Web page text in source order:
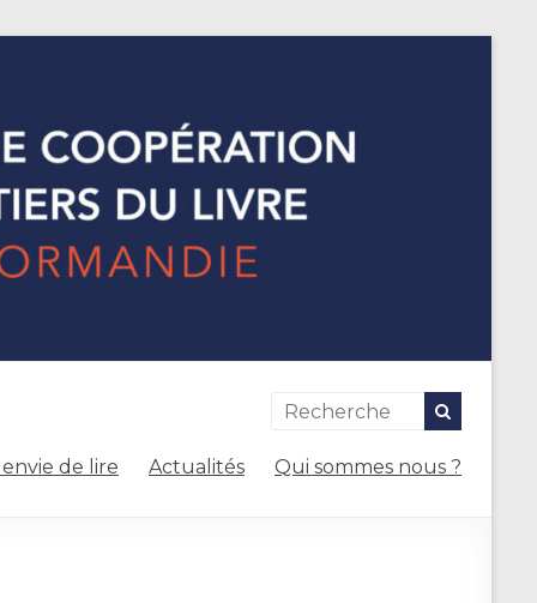
de lire Actualités Qui sommes nous ?